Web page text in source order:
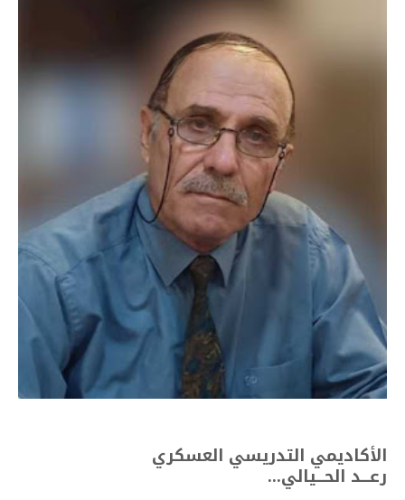
الأكاديمي التدريسي العسكري
رعـــد الحـــيالي...